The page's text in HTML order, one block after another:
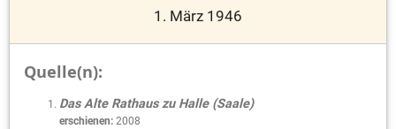
1. März 1946
Quelle(n):
Das Alte Rathaus zu Halle (Saale)
erschienen: 2008